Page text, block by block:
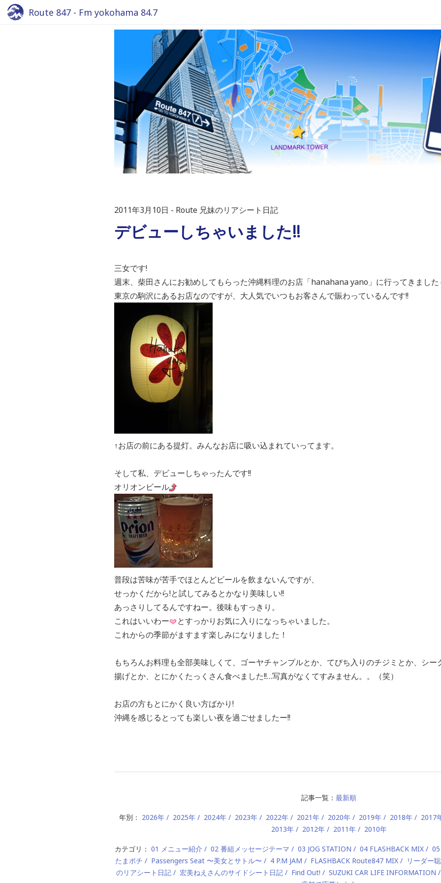
Route 847 - Fm yokohama 84.7
2011年3月10日 Route 兄妹のリアシート日記
デビューしちゃいました!!
三女です!
週末、柴田さんにお勧めしてもらった沖縄料理のお店「hanahana yano」に行ってきました
東京の駒沢にあるお店なのですが、大人気でいつもお客さんで賑わっているんです!!
↑お店の前にある提灯。みんなお店に吸い込まれていってます。
そして私、デビューしちゃったんです!!
オリオンビール
普段は苦味が苦手でほとんどビールを飲まないんですが、
せっかくだから!と試してみるとかなり美味しい!!
あっさりしてるんですねー。後味もすっきり。
これはいいわー
とすっかりお気に入りになっちゃいました。
これからの季節がますます楽しみになりました！
もちろんお料理も全部美味しくて、ゴーヤチャンプルとか、てびち入りのチジミとか、シ
揚げとか、とにかくたっくさん食べました!!…写真がなくてすみません。。（笑）
お店の方もとにかく良い方ばかり!
沖縄を感じるとっても楽しい夜を過ごせましたー!!
記事一覧： 最新順
年別： 2026年 2025年 2024年 2023年 2022年 2021年 2020年 2019年 2018年 2017
2013年
2012年 2011年 2010年
カテゴリ： 01 メニュー紹介 02 番組メッセージテーマ 03 JOG STATION 04 FLASHBACK MIX
たまポチ
Passengers Seat 〜美女とサトル〜 4 P.M JAM FLASHBACK Route847 MIX リーダー
のリアシート日記
宏美ねえさんのサイドシート日記 Find Out! SUZUKI CAR LIFE INFORMATION